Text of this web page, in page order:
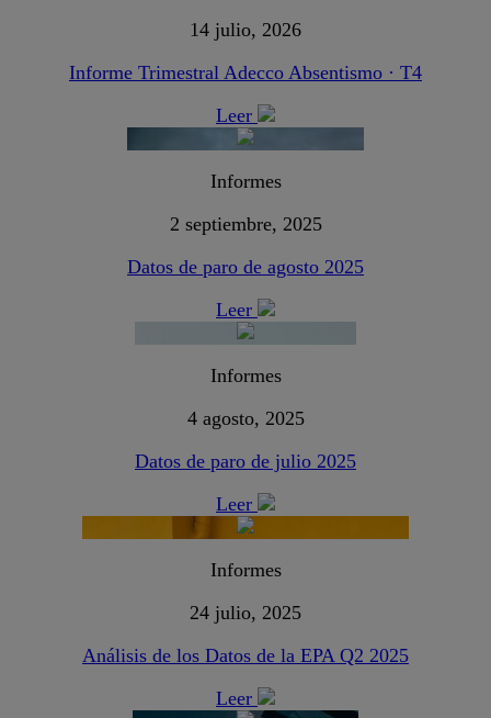
14 julio, 2026
Informe Trimestral Adecco Absentismo · T4
Leer
Informes
2 septiembre, 2025
Datos de paro de agosto 2025
Leer
Informes
4 agosto, 2025
Datos de paro de julio 2025
Leer
Informes
24 julio, 2025
Análisis de los Datos de la EPA Q2 2025
Leer